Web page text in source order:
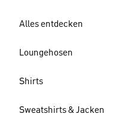
Alles entdecken
Loungehosen
Shirts
Sweatshirts & Jacken